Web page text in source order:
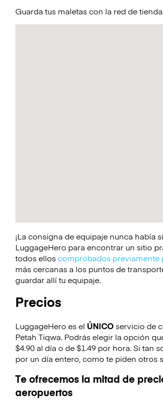
Guarda tus maletas con la red de
¡La consigna de equipaje nunca había
LuggageHero para encontrar un sitio
todos elloscomprobados previamente
más cercanas a los puntos de
guardar allí tu equipaje.
Precios
LuggageHero es el ÚNICOservicio de
Petah Tiqwa. Podrás elegir la opción
$4.90 al día o de $1.49 por hora. Si tan
por un día entero, como te piden otros
Te ofrecemos la mitad de
aeropuertos